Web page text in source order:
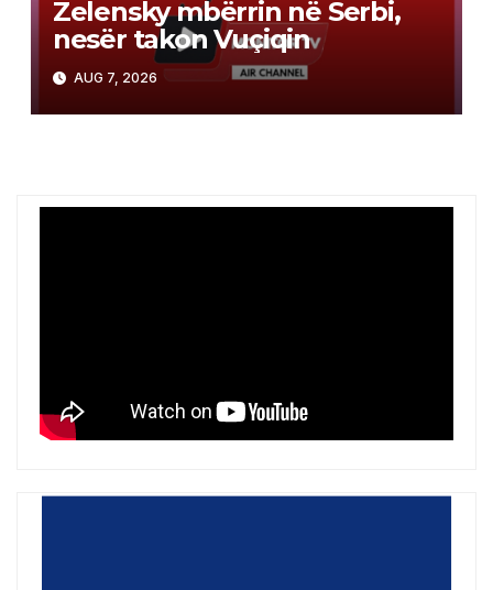
Zelensky mbërrin në Serbi,
nesër takon Vuçiqin
AUG 7, 2026